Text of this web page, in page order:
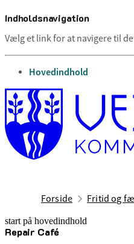
Indholdsnavigation
Vælg et link for at navigere til
gå til
Hovedindhold
Forside Fritid og
start på hovedindhold
Repair Café
senest opdateret 1. juli 2026